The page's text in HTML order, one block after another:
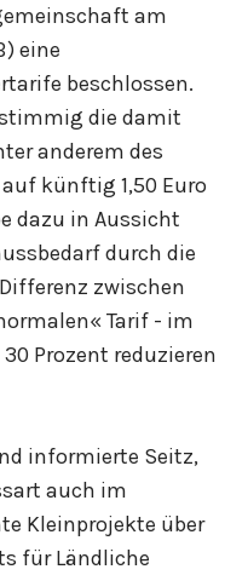
am
eine
beschlossen.
die damit
anderem des
künftig 1,50 Euro
dazu in Aussicht
durch die
zwischen
Tarif - im
Prozent reduzieren
informierte Seitz,
auch im
Kleinprojekte über
für Ländliche